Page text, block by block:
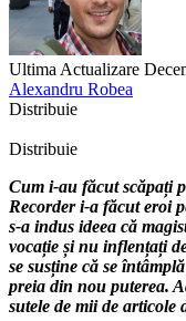
Ultima Actualizare
Alexandru Robea
Distribuie
Distribuie
Cum i-au făcut scăpați
Recorder i-a făcut eroi
s-a indus ideea că
vocație și nu inflențați
se susține că se
preia din nou puterea.
sutele de mii de articole